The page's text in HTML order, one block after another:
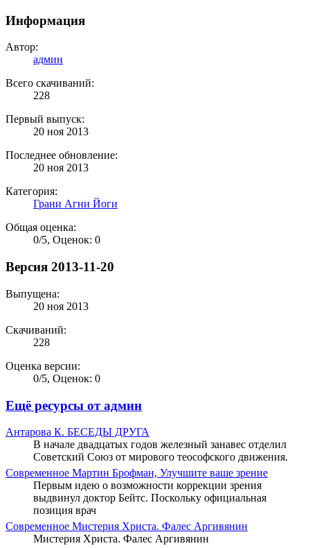
Информация
Автор:
админ
Всего скачиваний:
228
Первый выпуск:
20 ноя 2013
Последнее обновление:
20 ноя 2013
Категория:
Грани Агни Йоги
Общая оценка:
0/5, Оценок: 0
Версия 2013-11-20
Выпущена:
20 ноя 2013
Скачиваний:
228
Оценка версии:
0/5, Оценок: 0
Ещё ресурсы от админ
Антарова К. БЕСЕДЫ ДРУГА
В начале двадцатых годов железный занавес отделил
Советский Союз от мирового теософского движения.
Современное Мартин Брофман, Улучшите ваше зрение
Первым идею о возможности коррекции зрения
выдвинул доктор Бейтс. Поскольку официальная
позиция врач
Современное Мистерия Христа. Фалес Аргивянин
Мистерия Христа. Фалес Аргивянин